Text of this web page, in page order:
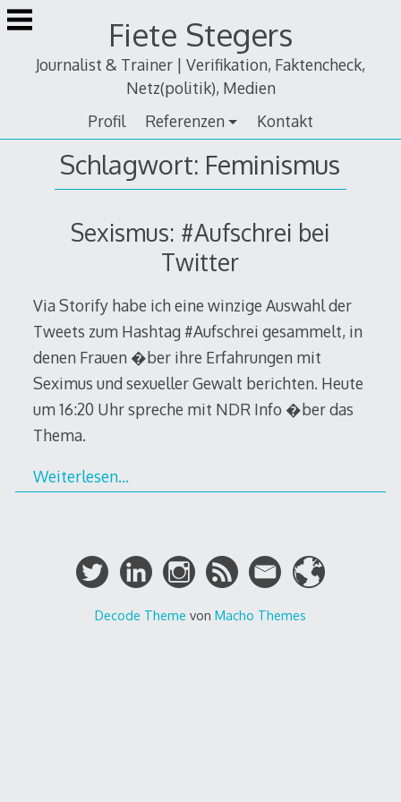
Zum
Inhalt
Fiete Stegers
Journalist & Trainer | Verifikation, Faktencheck,
Netz(politik), Medien
Profil
Referenzen Kontakt
Schlagwort: Feminismus
Sexismus: #Aufschrei bei
Twitter
Via Storify habe ich eine winzige Auswahl der
Tweets zum Hashtag #Aufschrei gesammelt, in
denen Frauen �ber ihre Erfahrungen mit
Seximus und sexueller Gewalt berichten. Heute
um 16:20 Uhr spreche mit NDR Info �ber das
Thema.
Weiterlesen…
Decode Theme von Macho Themes